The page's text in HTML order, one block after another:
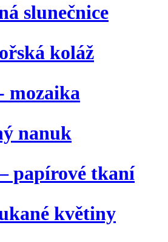
slunečnice
koláž
mozaika
nanuk
papírové tkaní
květiny